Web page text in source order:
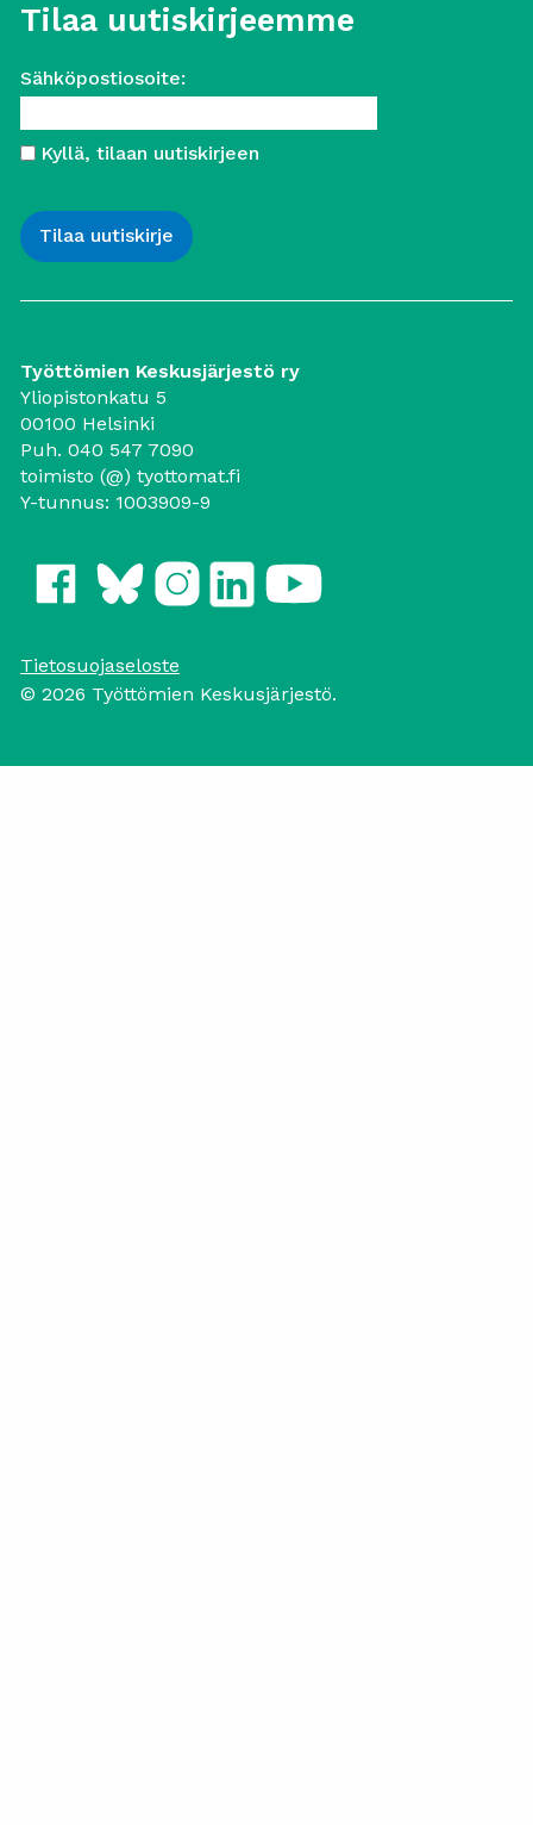
Tilaa uutiskirjeemme
Sähköpostiosoite:
Kyllä, tilaan uutiskirjeen
Työttömien Keskusjärjestö ry
Yliopistonkatu 5
00100 Helsinki
Puh. 040 547 7090
toimisto (@) tyottomat.fi
Y-tunnus: 1003909-9
Tietosuojaseloste
© 2026 Työttömien Keskusjärjestö.